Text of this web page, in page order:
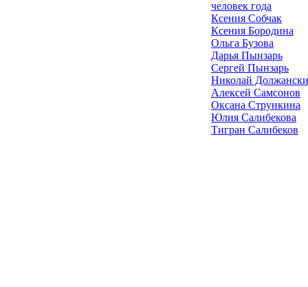
человек года
Ксения Собчак
Ксения Бородина
Ольга Бузова
Дарья Пынзарь
Сергей Пынзарь
Николай
Алексей Самсонов
Оксана Стрункина
Юлия Салибекова
Тигран Салибеков